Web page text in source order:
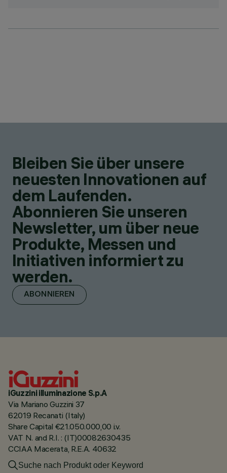
Bleiben Sie über unsere
neuesten Innovationen auf
dem Laufenden.
Abonnieren Sie unseren
Newsletter, um über neue
Produkte, Messen und
Initiativen informiert zu
werden.
ABONNIEREN
iGuzzini illuminazione S.p.A
Via Mariano Guzzini 37
62019 Recanati (Italy)
Share Capital €21.050.000,00 i.v.
VAT N. and R.I. : (IT)00082630435
CCIAA Macerata, R.E.A. 40632